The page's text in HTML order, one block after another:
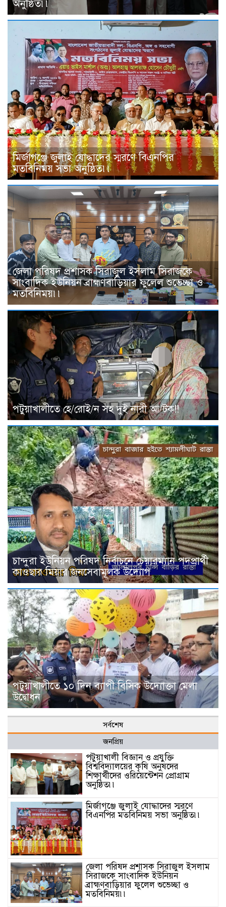
অনুষ্ঠিত৷৷
মির্জাগঞ্জে জুলাই যোদ্ধাদের স্মরণে বিএনপির
মতবিনিময় সভা অনুষ্ঠিত৷৷
জেলা পরিষদ প্রশাসক সিরাজুল ইসলাম সিরাজকে
সাংবাদিক ইউনিয়ন ব্রাহ্মণবাড়িয়ার ফুলেল শুভেচ্ছা ও
মতবিনিময়৷৷
পটুয়াখালীতে হে/রোই/ন সহ দুই নারী আ/টক!!
চান্দুরা ইউনিয়ন পরিষদ নির্বাচনে চেয়ারম্যান পদপ্রার্থী
কাওছার মিয়ার জনসেবামূলক উদ্যোগ
পটুয়াখালীতে ১০ দিন ব্যাপী বিসিক উদ্যোক্তা মেলা
উদ্বোধন
সর্বশেষ
জনপ্রিয়
পটুয়াখালী বিজ্ঞান ও প্রযুক্তি
বিশ্ববিদ্যালয়ের কৃষি অনুষদের
শিক্ষার্থীদের ওরিয়েন্টেশন প্রোগ্রাম
অনুষ্ঠিত৷৷
মির্জাগঞ্জে জুলাই যোদ্ধাদের স্মরণে
বিএনপির মতবিনিময় সভা অনুষ্ঠিত৷৷
জেলা পরিষদ প্রশাসক সিরাজুল ইসলাম
সিরাজকে সাংবাদিক ইউনিয়ন
ব্রাহ্মণবাড়িয়ার ফুলেল শুভেচ্ছা ও
মতবিনিময়৷৷